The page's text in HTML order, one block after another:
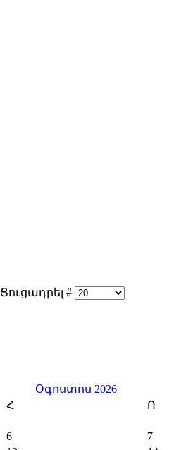
Ցուցադրել #
Օգոստոս 2026
Հ Ո
6 7